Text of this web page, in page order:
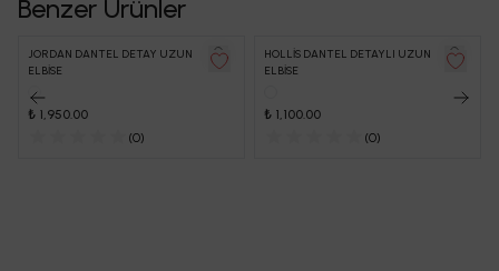
Benzer Ürünler
JORDAN DANTEL DETAY UZUN
ELBİSE
₺ 1,950.00
(0)
HOLLİS DANTEL DETAYLI UZUN
ELBİSE
₺ 1,100.00
(0)